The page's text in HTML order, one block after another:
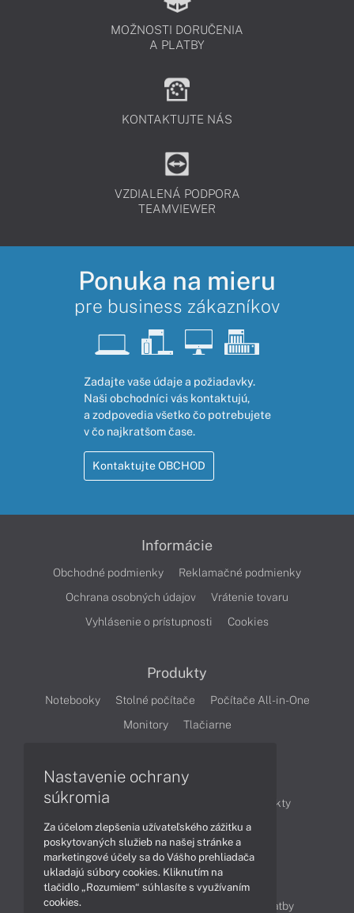
MOŽNOSTI DORUČENIA
A PLATBY
KONTAKTUJTE NÁS
VZDIALENÁ PODPORA
TEAMVIEWER
Ponuka na mieru
pre business zákazníkov
Zadajte vaše údaje a požiadavky.
Naši obchodníci vás kontaktujú,
a zodpovedia všetko čo potrebujete
v čo najkratšom čase.
Kontaktujte OBCHOD
Informácie
Obchodné podmienky
Reklamačné podmienky
Ochrana osobných údajov
Vrátenie tovaru
Vyhlásenie o prístupnosti
Cookies
Produkty
Notebooky Stolné počítače
Počítače All-in-One
Monitory
Tlačiarne
Články
Obchodné informácie
Produkty
Technológie
Videá
Obsah
Ako nakupovať Možnosti doručenia a platby
Nastavenie ochrany
súkromia
Za účelom zlepšenia užívateľského zážitku a
poskytovaných služieb na našej stránke a
marketingové účely sa do Vášho prehliadača
ukladajú súbory cookies. Kliknutím na
tlačidlo „Rozumiem“ súhlasíte s využívaním
cookies.